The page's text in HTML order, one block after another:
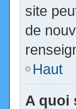
site
de
Haut
A quoi